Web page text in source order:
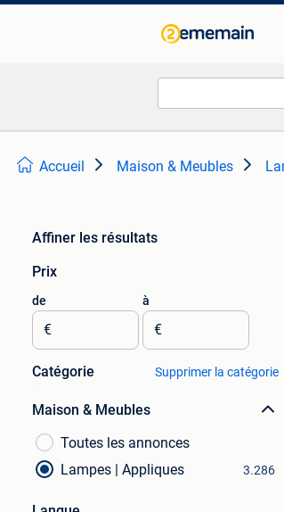
Accueil Maison & Meubles
Affiner les résultats
Prix
de
€
à
€
Catégorie Supprimer la catégorie
Maison & Meubles
Toutes les annonces
Lampes | Appliques
3.286